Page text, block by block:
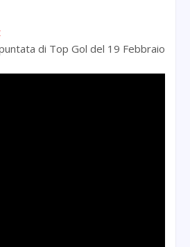
di Top Gol del 19 Febbraio